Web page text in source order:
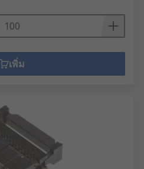
เพิ่ม